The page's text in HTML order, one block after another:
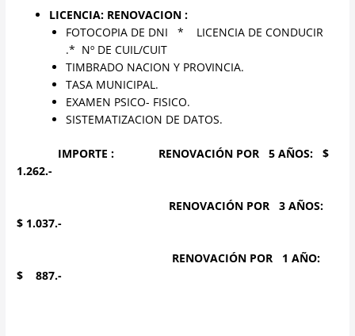
LICENCIA: RENOVACION :
FOTOCOPIA DE DNI * LICENCIA DE CONDUCIR
.* Nº DE CUIL/CUIT
TIMBRADO NACION Y PROVINCIA.
TASA MUNICIPAL.
EXAMEN PSICO- FISICO.
SISTEMATIZACION DE DATOS.
IMPORTE : RENOVACIÓN POR 5 AÑOS:$
1.262.-
RENOVACIÓN POR 3 AÑOS:
$ 1.037.-
RENOVACIÓN POR 1 AÑO:
$ 887.-